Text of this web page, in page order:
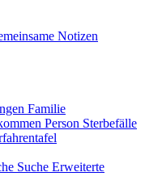
Notizen
Familie
Person Sterbefälle
Suche Erweiterte